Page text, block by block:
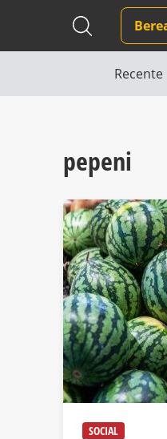
Recente
pepeni
SOCIAL